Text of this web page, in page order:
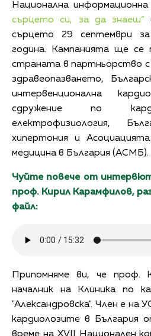
Национална информационна
сърцето си, за да знаеш“
сърцето 29 септември
година. Кампанията ще се
страната в партньорство
здравеопазването,
интервенционална
сдружение по
електрофизиология,
хипертония и
медицина в България (АСМБ).
Чуйте повече от
проф. Кирил Карамфилов,
файл:
Припомняме ви, че проф.
началник на Клиника по
"Александровска". Член е
кардиолозите в България